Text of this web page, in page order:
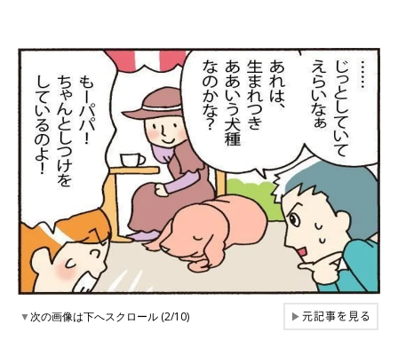
▼次の画像は下へスクロール (2/10) ▶元記事を見る